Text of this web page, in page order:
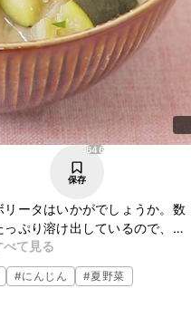
646
保存
ータはいかがでしょうか。数
ぷり溶け出しているので、少
ります。お好みの野菜を加え
て見る
#にんじん #夏野菜